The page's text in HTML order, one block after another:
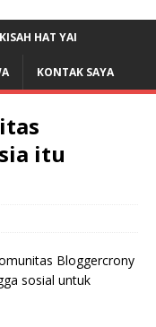
KISAH HAT YAI
KONTAK SAYA
itu